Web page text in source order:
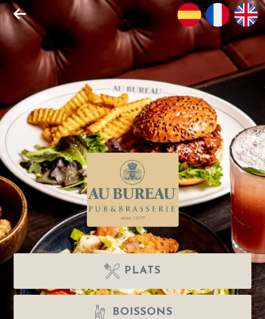
PLATS
BOISSONS